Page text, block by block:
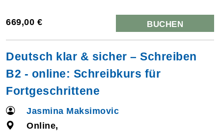
669,00 € BUCHEN
Deutsch klar & sicher – Schreiben
B2 - online: Schreibkurs für
Fortgeschrittene
Jasmina Maksimovic
Online,